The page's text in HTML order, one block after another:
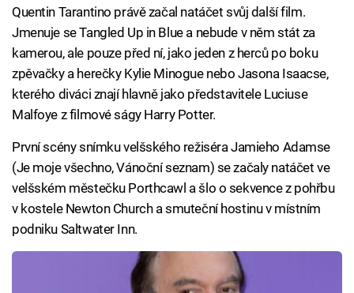
Quentin Tarantino právě začal natáčet svůj další film.
Jmenuje se Tangled Up in Blue a nebude v něm stát za
kamerou, ale pouze před ní, jako jeden z herců po boku
zpěvačky a herečky Kylie Minogue nebo Jasona Isaacse,
kterého diváci znají hlavně jako představitele Luciuse
Malfoye z filmové ságy Harry Potter.
První scény snímku velšského režiséra Jamieho Adamse
(Je moje všechno, Vánoční seznam) se začaly natáčet ve
velšském městečku Porthcawl a šlo o sekvence z pohřbu
v kostele Newton Church a smuteční hostinu v místním
podniku Saltwater Inn.